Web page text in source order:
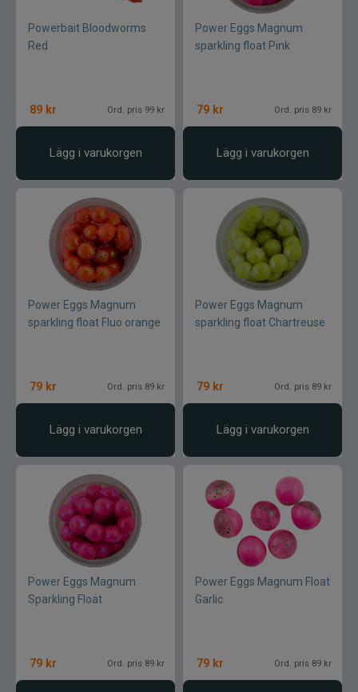
Sufix
Sunline
St. Croix
Svartzonker
Swim Whizz
Textreme
The Fly Co
Tiemco
Tomic
Trouthunter
Ultimate Nordic
UTC produkter
Powerbait Bloodworms
Red
89 kr Ord. pris 99 kr
Lägg i varukorgen
Power Eggs Magnum
sparkling float Pink
79 kr Ord. pris 89 kr
Lägg i varukorgen
Power Eggs Magnum
sparkling float Fluo orange
79 kr Ord. pris 89 kr
Lägg i varukorgen
Power Eggs Magnum
sparkling float Chartreuse
79 kr Ord. pris 89 kr
Lägg i varukorgen
Power Eggs Magnum
Sparkling Float
79 kr Ord. pris 89 kr
Power Eggs Magnum Float
Garlic
79 kr Ord. pris 89 kr